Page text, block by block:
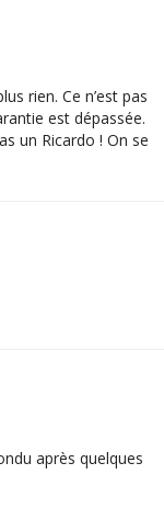
rien. Ce n’est pas
est dépassée.
un Ricardo ! On se
après quelques